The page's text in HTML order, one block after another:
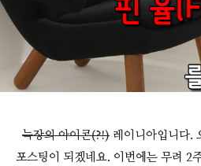
늑장의 아이콘(?!) 레이니아입니다.
포스팅이 되겠네요. 이번에는 무려 2